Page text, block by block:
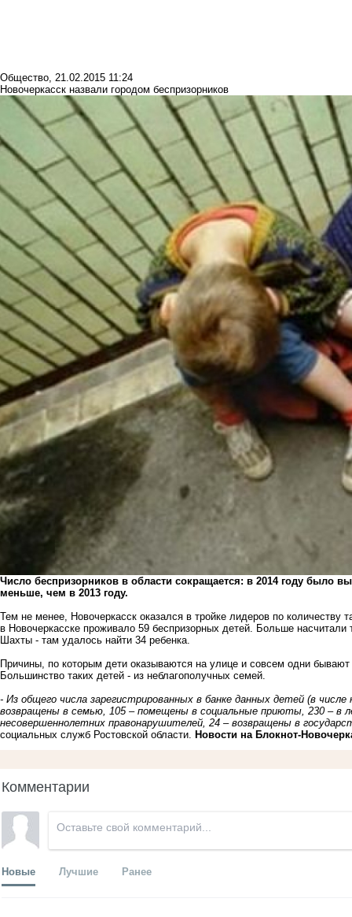
Общество, 21.02.2015 11:24
Новочеркасск назвали городом беспризорников
Число беспризорников в области сокращается: в 2014 году было
меньше, чем в 2013 году.
Тем не менее, Новочеркасск оказался в тройке лидеров по количеству
в Новочеркасске проживало 59 беспризорных детей. Больше
Шахты - там удалось найти 34 ребенка.
Причины, по которым дети оказываются на улице и совсем одни
Большинство таких детей - из неблагополучных семей.
- Из общего числа зарегистрированных в банке данных детей (в
возвращены в семью, 105 – помещены в социальные приюты, 230 – в
несовершеннолетних правонарушителей, 24 – возвращены в
социальных служб Ростовской области. Новости на Блoкнoт-
Комментарии
Новые Лучшие Ранее